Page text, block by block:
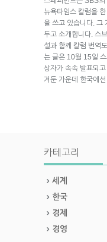
뉴욕타임스 칼럼을
을 쓰고 있습니다. 그
두고 소개합니다. 스
설과 함께 칼럼 번역
는 글은 10월 15일
상자가 속속 발표되
겨둔 가운데 한국에선
카테고리
세계
한국
경제
경영